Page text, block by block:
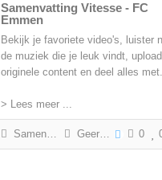
Samenvatting Vitesse - FC
Emmen
Bekijk je favoriete video's, luister
de muziek die je leuk vindt, upload
originele content en deel alles
> Lees meer ...
Samenvatting Geert Gabriëls 0